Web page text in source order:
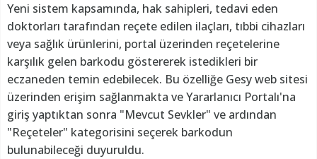
Yeni sistem kapsamında, hak sahipleri, tedavi eden
doktorları tarafından reçete edilen ilaçları, tıbbi cihazları
veya sağlık ürünlerini, portal üzerinden reçetelerine
karşılık gelen barkodu göstererek istedikleri bir
eczaneden temin edebilecek. Bu özelliğe Gesy web sitesi
üzerinden erişim sağlanmakta ve Yararlanıcı Portalı'na
giriş yaptıktan sonra "Mevcut Sevkler" ve ardından
"Reçeteler" kategorisini seçerek barkodun
bulunabileceği duyuruldu.